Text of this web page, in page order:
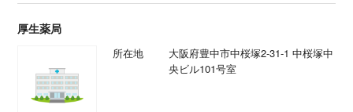
厚生薬局
所在地
大阪府豊中市中桜塚2-31-1 中桜塚中
央ビル101号室